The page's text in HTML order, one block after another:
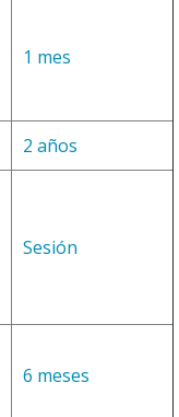
1 mes
2 años
Sesión
6 meses